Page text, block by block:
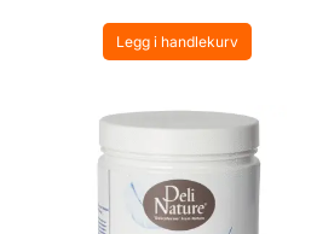
Legg i handlekurv